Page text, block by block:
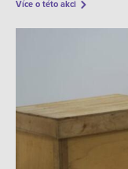
Více o této akci